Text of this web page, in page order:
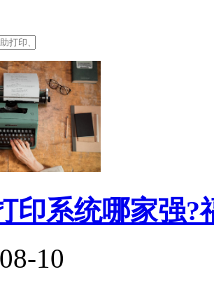
印系统哪家强
10